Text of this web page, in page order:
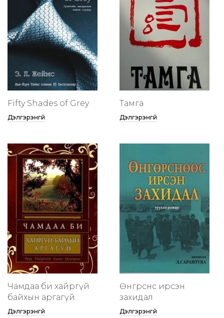
Fifty Shades of Grey
Дэлгэрэнгүй
Тамга
Дэлгэрэнгүй
Чамдаа би хайргүй
байхын аргагүй
Дэлгэрэнгүй
Өнгөрснөөс ирсэн
захидал
Дэлгэрэнгүй